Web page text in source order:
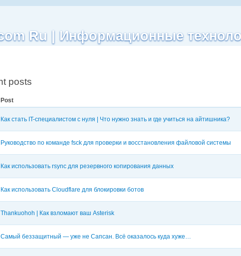
Ru | Информационные
posts
Post
Как стать IT-специалистом с нуля | Что нужно знать и где учиться на айтишника?
Руководство по команде fsck для проверки и восстановления файловой системы
Как использовать rsync для резервного копирования данных
Как использовать Cloudflare для блокировки ботов
Thankuohoh | Как взломают ваш Asterisk
Самый беззащитный — уже не Сапсан. Всё оказалось куда хуже…